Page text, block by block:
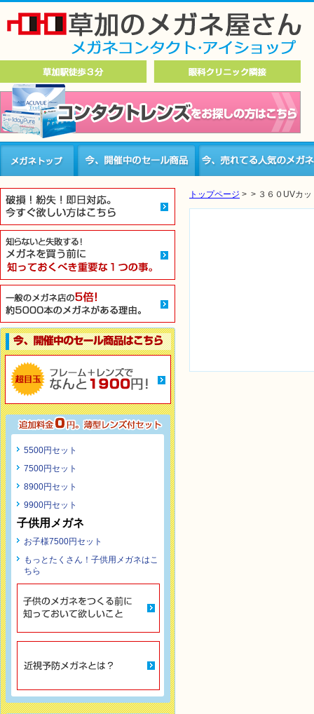
5500円セット
7500円セット
8900円セット
9900円セット
子供用メガネ
お子様7500円セット
もっとたくさん！子供用メガネはこ
ちら
トップページ > > ３６０UVカッ